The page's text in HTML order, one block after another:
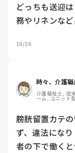
どっちも送迎
務やリネンなど
10/26
時々、介護職
介護福祉士, 従
ーム, ユニット
膀胱留置カテ
ず、違法にな
者の下で働くと